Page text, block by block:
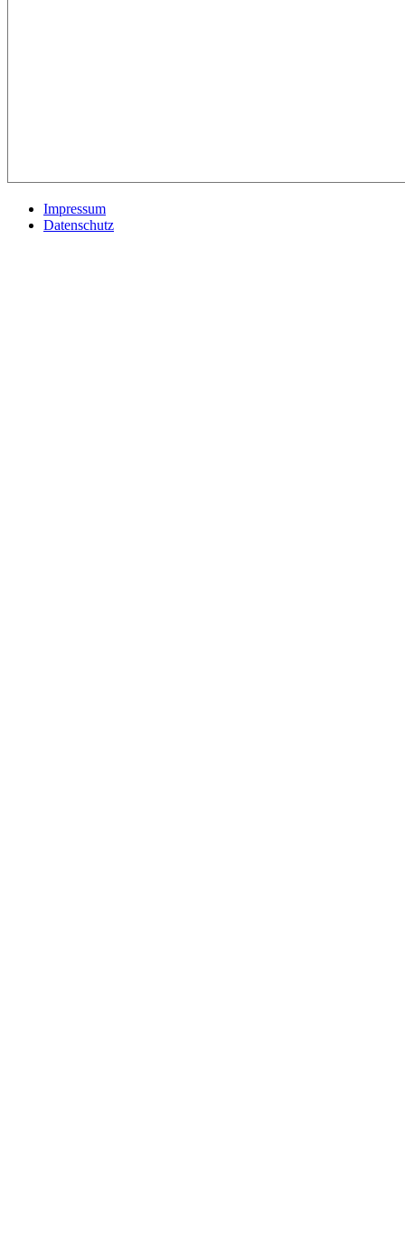
Impressum
Datenschutz